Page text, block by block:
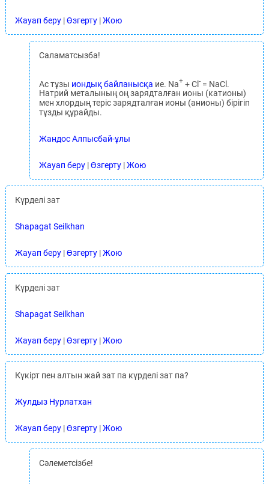
Жауап беру|Өзгерту|Жою
Саламатсызба!
Ас тұзы иондық байланысқа ие. Na++ Cl-= NaCl.
Натрий металының оң зарядталған ионы (катионы)
мен хлордың теріс зарядталған ионы (анионы) бірігіп
тұзды құрайды.
Жандос Алпысбай-ұлы
Жауап беру|Өзгерту|Жою
Күрделі зат
Shapagat Seilkhan
Жауап беру|Өзгерту|Жою
Күрделі зат
Shapagat Seilkhan
Жауап беру|Өзгерту|Жою
Күкірт пен алтын жай зат па күрделі зат па?
Жулдыз Нурлатхан
Жауап беру|Өзгерту|Жою
Сәлеметсізбе!